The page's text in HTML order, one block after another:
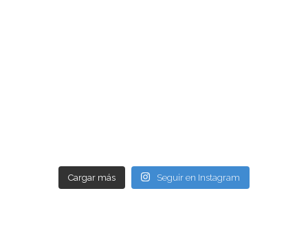
Cargar más Seguir en Instagram